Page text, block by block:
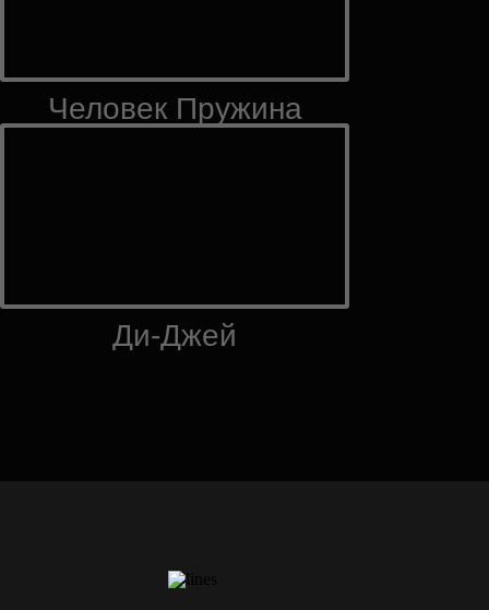
Человек Пружина
Ди-Джей